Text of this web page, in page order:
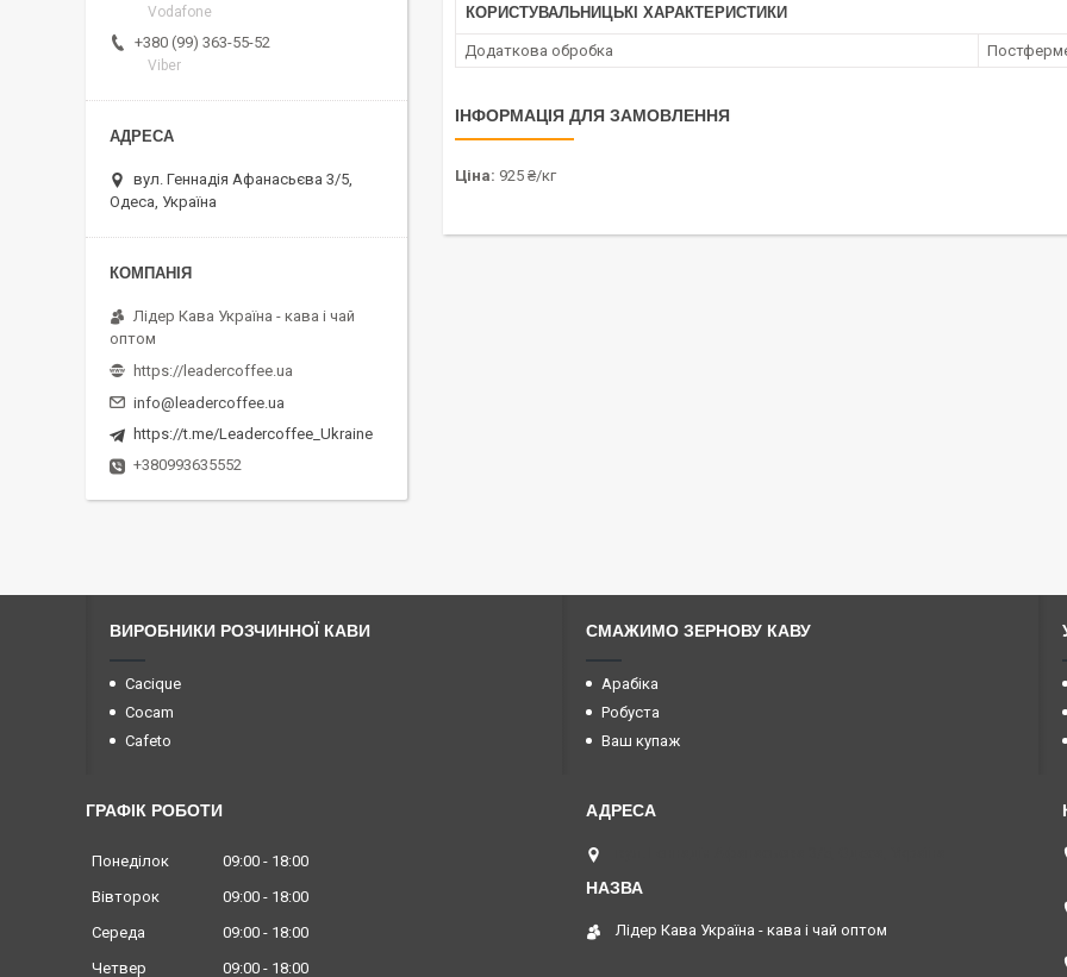
КОРИСТУВАЛЬНИЦЬКІ ХАРАКТЕРИСТИКИ
Додаткова обробка
ІНФОРМАЦІЯ ДЛЯ ЗАМОВЛЕННЯ
Ціна: 925 ₴/кг
Vodafone
+380 (99) 363-55-52
Viber
вул. Геннадія Афанасьєва 3/5,
Одеса, Україна
Лідер Кава Україна - кава і чай
оптом
https://leadercoffee.ua
info@leadercoffee.ua
https://t.me/Leadercoffee_Ukraine
+380993635552
ВИРОБНИКИ РОЗЧИННОЇ КАВИ
Cacique
Cocam
Cafeto
СМАЖИМО ЗЕРНОВУ КАВУ
Арабіка
Робуста
Ваш купаж
ГРАФІК РОБОТИ
Понеділок 09:00
18:00
Вівторок
09:00
18:00
Середа
09:00
18:00
Четвер
09:00 18:00
Лідер Кава Україна - кава і чай оптом